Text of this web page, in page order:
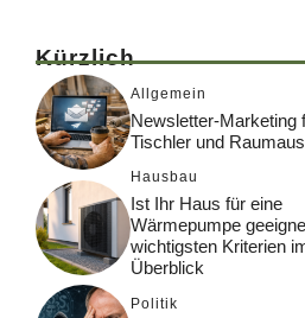
Kürzlich
Allgemein
Newsletter-Marketing
Tischler und
Hausbau
Ist Ihr Haus für eine
Wärmepumpe
wichtigsten Kriterien
Überblick
Politik